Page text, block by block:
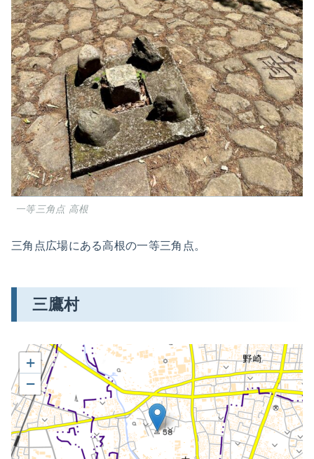
一等三角点 高根
三角点広場にある高根の一等三角点。
三鷹村
+
−